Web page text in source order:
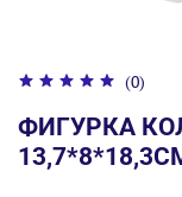
(0)
ФИГУРКА